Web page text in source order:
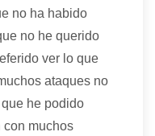
no ha habido
no he querido
ver lo que
ataques no
he podido
con muchos